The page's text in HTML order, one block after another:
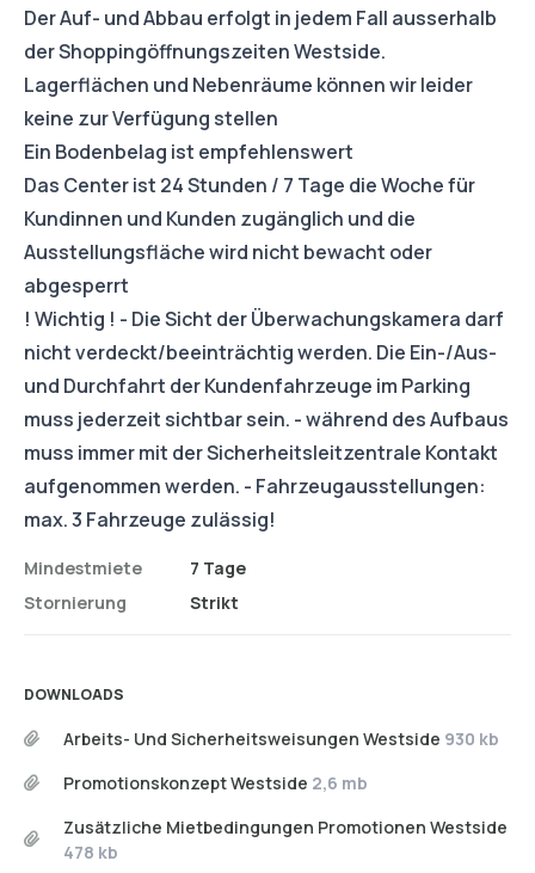
Der Auf- und Abbau erfolgt in jedem Fall ausserhalb
der Shoppingöffnungszeiten Westside.
Lagerflächen und Nebenräume können wir leider
keine zur Verfügung stellen
Ein Bodenbelag ist empfehlenswert
Das Center ist 24 Stunden / 7 Tage die Woche für
Kundinnen und Kunden zugänglich und die
Ausstellungsfläche wird nicht bewacht oder
abgesperrt
! Wichtig ! - Die Sicht der Überwachungskamera darf
nicht verdeckt/beeinträchtig werden. Die Ein-/Aus-
und Durchfahrt der Kundenfahrzeuge im Parking
muss jederzeit sichtbar sein. - während des Aufbaus
muss immer mit der Sicherheitsleitzentrale Kontakt
aufgenommen werden. - Fahrzeugausstellungen:
max. 3 Fahrzeuge zulässig!
Mindestmiete
Stornierung
7 Tage
Strikt
DOWNLOADS
Arbeits- Und Sicherheitsweisungen Westside 930 kb
Promotionskonzept Westside 2,6 mb
Zusätzliche Mietbedingungen Promotionen Westside
478 kb